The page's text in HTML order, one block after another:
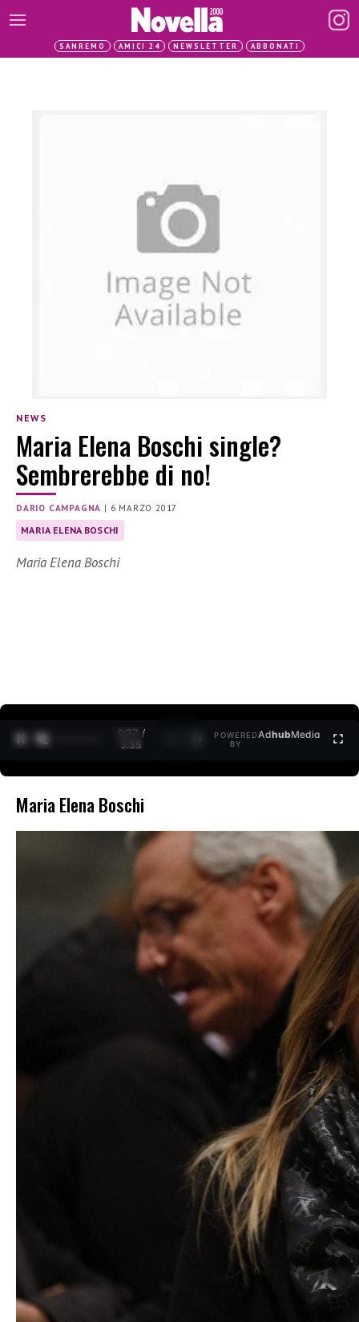
SANREMO AMICI 24 NEWSLETTER ABBONATI
NEWS
Maria Elena Boschi single?
Sembrerebbe di no!
DARIO CAMPAGNA | 6 MARZO 2017
MARIA ELENA BOSCHI
Maria Elena Boschi
0:27 /
3:35
POWERED
BY
AdhubMedia
Maria Elena Boschi